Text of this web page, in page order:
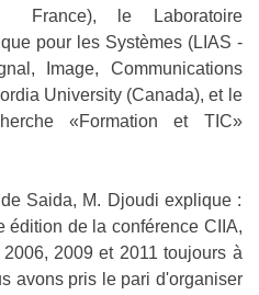
 France), le Laboratoire
pour les Systèmes (LIAS -
Image, Communications
University (Canada), et le
«Formation et TIC»
Saida, M. Djoudi explique :
édition de la conférence CIIA,
2009 et 2011 toujours à
avons pris le pari d'organiser